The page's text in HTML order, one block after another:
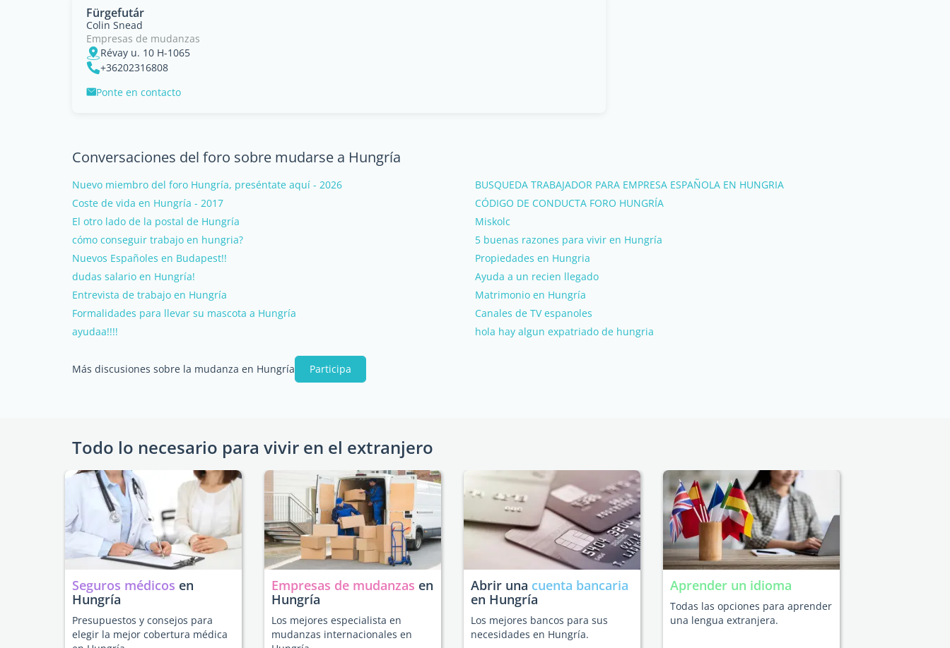
Fürgefutár
Colin Snead
Empresas de mudanzas
Révay u. 10 H-1065
+36202316808
Ponte en contacto
Conversaciones del foro sobre mudarse a Hungría
Nuevo miembro del foro Hungría, preséntate aquí - 2026
BUSQUEDA TRABAJADOR PARA EMPRESA ESPAÑOLA EN HUNGRIA
Coste de vida en Hungría - 2017
CÓDIGO DE CONDUCTA FORO HUNGRÍA
El otro lado de la postal de Hungría
Miskolc
cómo conseguir trabajo en hungria?
5 buenas razones para vivir en Hungría
Nuevos Españoles en Budapest!!
Propiedades en Hungria
dudas salario en Hungría!
Ayuda a un recien llegado
Entrevista de trabajo en Hungría
Matrimonio en Hungría
Formalidades para llevar su mascota a Hungría
Canales de TV espanoles
ayudaa!!!!
hola hay algun expatriado de hungria
Más discusiones sobre la mudanza en Hungría Participa
Todo lo necesario para vivir en el extranjero
Seguros médicos en
Hungría
Presupuestos y consejos para
elegir la mejor cobertura médica
Empresas de mudanzas en
Hungría
Los mejores especialista en
mudanzas internacionales en
Abrir una cuenta bancaria
en Hungría
Los mejores bancos para sus
necesidades en Hungría.
Aprender un idioma
Todas las opciones para aprender
una lengua extranjera.